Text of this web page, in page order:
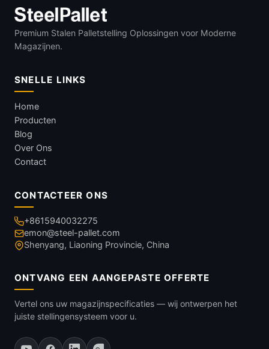
Premium Stalen Palletstelling Oplossingen voor Moderne
Magazijnen.
SNELLE LINKS
Home
Producten
Blog
Over Ons
Contact
CONTACTEER ONS
+8615940032275
emon@steel-pallet.com
Shenyang, Liaoning Provincie, China
ONTVANG EEN AANGEPASTE OFFERTE
Vertel ons uw magazijnspecificaties — wij ontwerpen het
juiste stellingensysteem voor u.